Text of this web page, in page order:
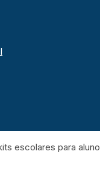
escolares para